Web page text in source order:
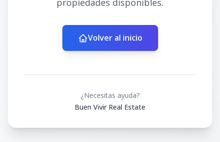
propiedades disponibles.
Volver al inicio
¿Necesitas ayuda?
Buen Vivir Real Estate